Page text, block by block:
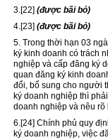
3.[22] (được bãi bỏ)
4.[23] (được bãi bỏ)
5. Trong thời hạn 03
ký kinh doanh có trách
nghiệp và cấp đăng ký
quan đăng ký kinh
đổi, bổ sung cho người
ký doanh nghiệp thì
doanh nghiệp và nêu rõ
6.[24] Chính phủ quy
ký doanh nghiệp, việc